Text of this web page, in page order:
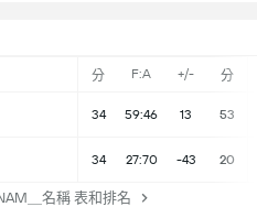
分 F:A +/- 分
34 59:46 13 53
34 27:70 -43 20
＿名稱 表和排名